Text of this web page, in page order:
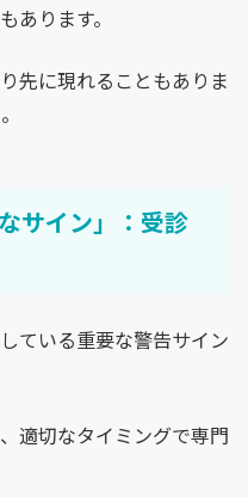
あります。
先に現れることもありま
サイン」：受診
ている重要な警告サイン
適切なタイミングで専門